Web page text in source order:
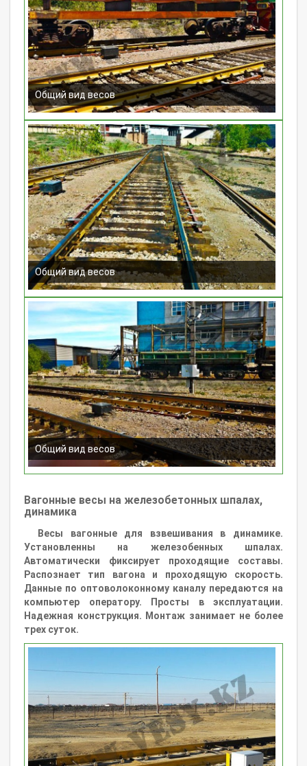
Общий вид весов
Общий вид весов
Общий вид весов
Вагонные весы на железобетонных шпалах,
динамика
Весы вагонные для взвешивания в динамике.
Установленны на железобенных шпалах.
Автоматически фиксирует проходящие составы.
Распознает тип вагона и проходящую скорость.
Данные по оптоволоконному каналу передаются на
компьютер оператору. Просты в эксплуатации.
Надежная конструкция. Монтаж занимает не более
трех суток.